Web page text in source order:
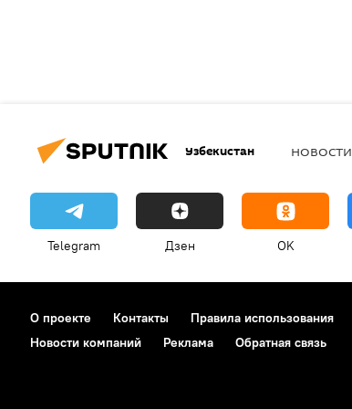
Узбекистан НОВОСТИ
Telegram Дзен OK
О проекте Контакты Правила использования
Новости компаний
Реклама Обратная связь